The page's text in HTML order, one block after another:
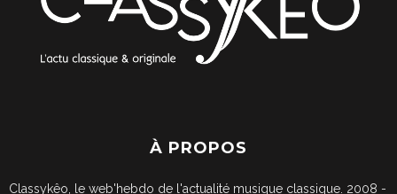
À PROPOS
Classykêo, le web'hebdo de l'actualité musique classique. 2008 -